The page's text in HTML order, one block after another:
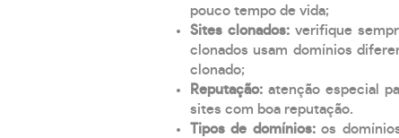
pouco tempo de vida;
Sites clonados: verifique
clonados usam domínios
clonado;
Reputação: atenção especial
sites com boa reputação.
Tipos de domínios:os